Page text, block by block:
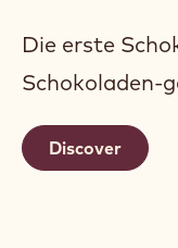
Die erste
Schokoladen-
Discover